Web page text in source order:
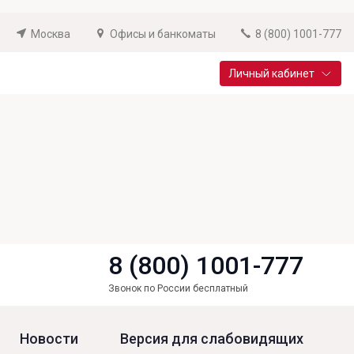
Москва Офисы и банкоматы 8 (800) 1001-777
Личный кабинет
8 (800) 1001-777
Звонок по России бесплатный
Новости Версия для слабовидящих